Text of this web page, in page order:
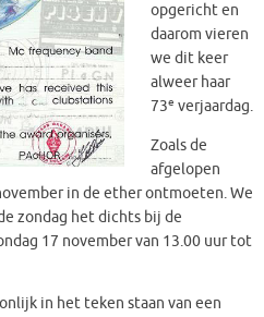
opgericht en
daarom vieren
we dit keer
alweer haar
73e verjaardag.
Zoals de
afgelopen
in de ether ontmoeten. We
zondag het dichts bij de
17 november van 13.00 uur tot
in het teken staan van een